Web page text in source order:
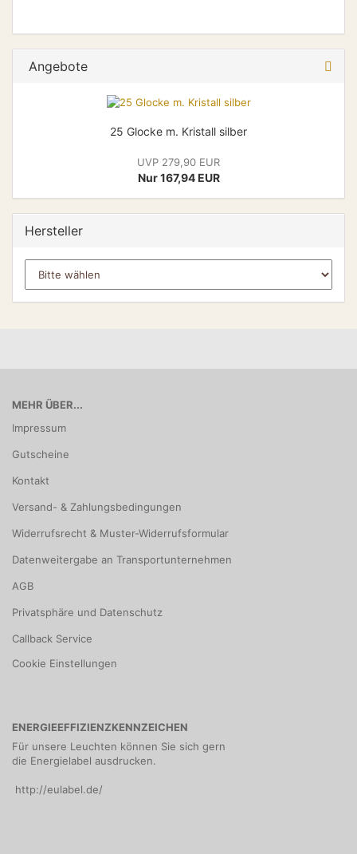
Angebote
25 Glocke m. Kristall silber
UVP 279,90 EUR
Nur 167,94 EUR
Hersteller
MEHR ÜBER...
Impressum
Gutscheine
Kontakt
Versand- & Zahlungsbedingungen
Widerrufsrecht & Muster-Widerrufsformular
Datenweitergabe an Transportunternehmen
AGB
Privatsphäre und Datenschutz
Callback Service
Cookie Einstellungen
ENERGIEEFFIZIENZKENNZEICHEN
Für unsere Leuchten können Sie sich gern
die Energielabel ausdrucken.
http://eulabel.de/